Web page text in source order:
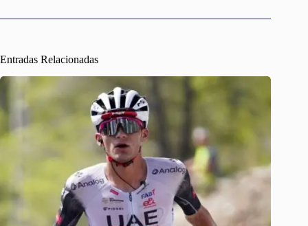
Entradas Relacionadas